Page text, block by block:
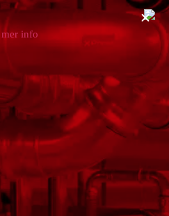
mer info